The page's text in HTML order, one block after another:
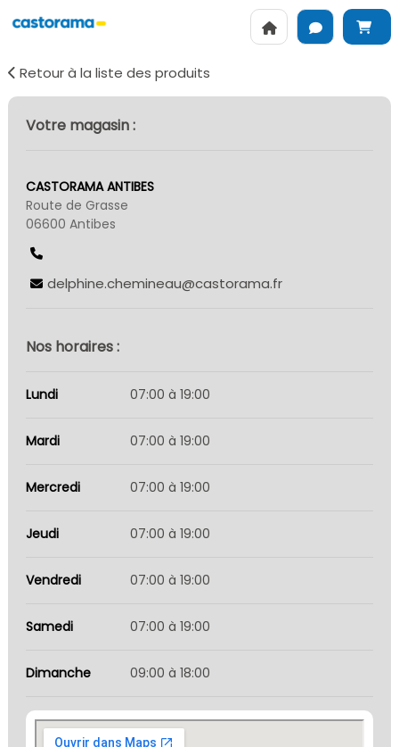
Retour à la liste des produits
Votre magasin :
CASTORAMA ANTIBES
Route de Grasse
06600 Antibes
delphine.chemineau@castorama.fr
Nos horaires :
Lundi 07:00 à 19:00
Mardi 07:00 à 19:00
Mercredi 07:00 à 19:00
Jeudi 07:00 à 19:00
Vendredi 07:00 à 19:00
Samedi 07:00 à 19:00
Dimanche 09:00 à 18:00